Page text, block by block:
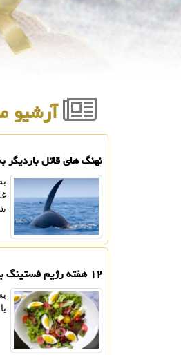
آرشیو
نهنگ های قاتل باردیگر
۱۲ هفته رژیم فستینگ به حفظ کاهش وزن در یک سال بعد کمک نماید